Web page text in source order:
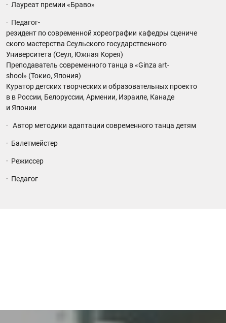
· Лауреат премии «Браво»
· Педагог-
резидент по современной хореографии кафедры сцениче
ского мастерства Сеульского государственного
Университета (Сеул, Южная Корея)
Преподаватель современного танца в «Ginza art-
shool» (Токио, Япония)
Куратор детских творческих и образовательных проекто
в в России, Белоруссии, Армении, Израиле, Канаде
и Японии
· Автор методики адаптации современного танца детям
· Балетмейстер
· Режиссер
· Педагог